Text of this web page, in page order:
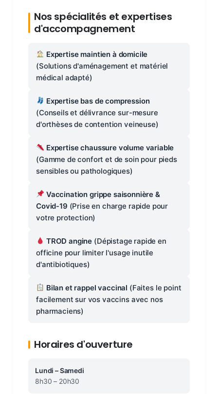
Nos spécialités et expertises
d'accompagnement
Expertise maintien à domicile
(Solutions d'aménagement et matériel
médical adapté)
Expertise bas de compression
(Conseils et délivrance sur-mesure
d'orthèses de contention veineuse)
Expertise chaussure volume variable
(Gamme de confort et de soin pour pieds
sensibles ou pathologiques)
Vaccination grippe saisonnière &
Covid-19 (Prise en charge rapide pour
votre protection)
TROD angine (Dépistage rapide en
officine pour limiter l'usage inutile
d'antibiotiques)
Bilan et rappel vaccinal (Faites le point
facilement sur vos vaccins avec nos
pharmaciens)
Horaires d'ouverture
Lundi – Samedi
8h30 – 20h30